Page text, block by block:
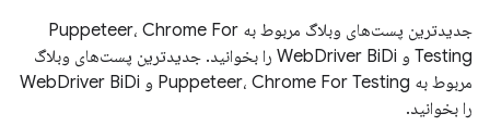
جدیدترین پست‌های وبلاگ مربوط به Puppeteer، Chrome For
Testing و WebDriver BiDi را بخوانید. جدیدترین پست‌های وبلاگ
مربوط به Puppeteer، Chrome For Testing و WebDriver BiDi
را بخوانید.